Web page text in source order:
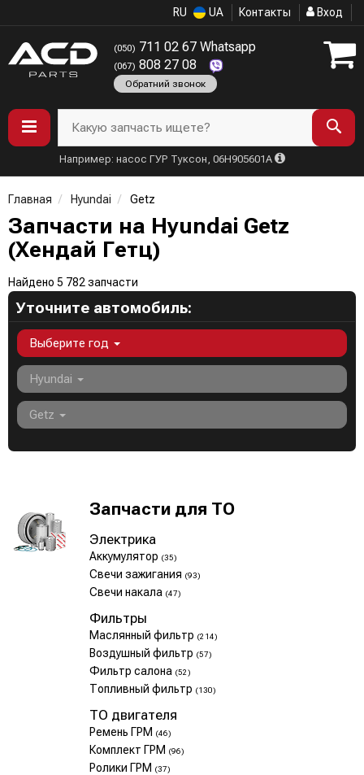
RU UA Контакты Вход
(050) 711 02 67 Whatsapp
(067) 808 27 08
Обратний звонок
Какую запчасть ищете?
Например: насос ГУР Туксон, 06H905601A
Главная Hyundai Getz
Запчасти на Hyundai Getz
(Хендай Гетц)
Найдено 5 782 запчасти
Уточните автомобиль:
Выберите год
Hyundai
Getz
Запчасти для ТО
Электрика
Аккумулятор (35)
Свечи зажигания (93)
Свечи накала (47)
Фильтры
Маслянный фильтр (214)
Воздушный фильтр (57)
Фильтр салона (52)
Топливный фильтр (130)
ТО двигателя
Ремень ГРМ (46)
Комплект ГРМ (96)
Ролики ГРМ (37)